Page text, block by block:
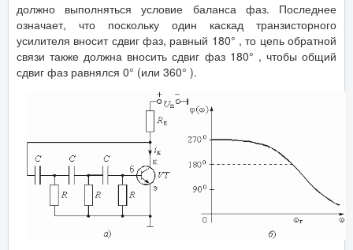
должно выполняться условие баланса фаз. Последнее
означает, что поскольку один каскад транзисторного
усилителя вносит сдвиг фаз, равный 180° , то цепь обратной
связи также должна вносить сдвиг фаз 180° , чтобы общий
сдвиг фаз равнялся 0° (или 360° ).